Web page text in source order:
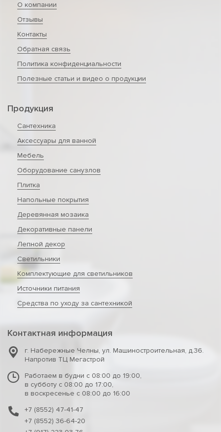
О компании
Отзывы
Контакты
Обратная связь
Политика конфиденциальности
Полезные статьи и видео о продукции
Продукция
Сантехника
Аксессуары для ванной
Мебель
Оборудование санузлов
Плитка
Напольные покрытия
Деревянная мозаика
Декоративные панели
Лепной декор
Светильники
Комплектующие для светильников
Источники питания
Средства по уходу за сантехникой
Контактная информация
г. Набережные Челны, ул. Машиностроительная, д.36.
Напротив ТЦ Мегастрой
Работаем в будни с 08:00 до 19:00,
в субботу с 08:00 до 17:00,
в воскресенье с 08:00 до 16:00
+7 (8552) 47-41-47
+7 (8552) 36-64-20